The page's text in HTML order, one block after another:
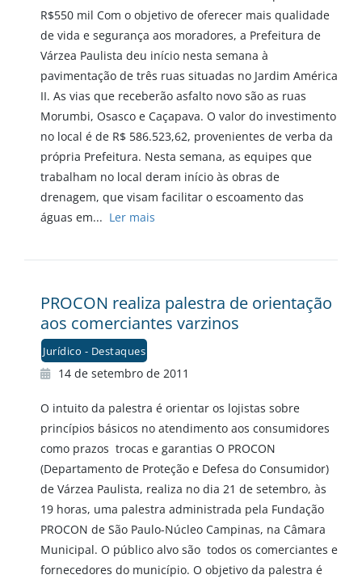
R$550 mil Com o objetivo de oferecer mais qualidade
de vida e segurança aos moradores, a Prefeitura de
Várzea Paulista deu início nesta semana à
pavimentação de três ruas situadas no Jardim América
II. As vias que receberão asfalto novo são as ruas
Morumbi, Osasco e Caçapava. O valor do investimento
no local é de R$ 586.523,62, provenientes de verba da
própria Prefeitura. Nesta semana, as equipes que
trabalham no local deram início às obras de
drenagem, que visam facilitar o escoamento das
águas em... Ler mais
PROCON realiza palestra de orientação
aos comerciantes varzinos
Jurídico - Destaques
14 de setembro de 2011
O intuito da palestra é orientar os lojistas sobre
princípios básicos no atendimento aos consumidores
como prazos trocas e garantias O PROCON
(Departamento de Proteção e Defesa do Consumidor)
de Várzea Paulista, realiza no dia 21 de setembro, às
19 horas, uma palestra administrada pela Fundação
PROCON de São Paulo-Núcleo Campinas, na Câmara
Municipal. O público alvo são todos os comerciantes e
fornecedores do município. O objetivo da palestra é